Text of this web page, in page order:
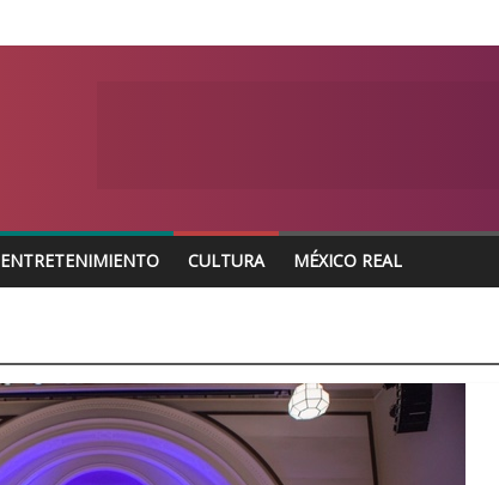
ENTRETENIMIENTO CULTURA MÉXICO REAL